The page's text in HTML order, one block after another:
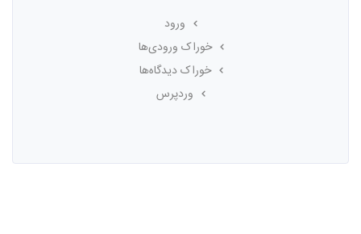
ورود
خوراک ورودی‌ها
خوراک دیدگاه‌ها
وردپرس